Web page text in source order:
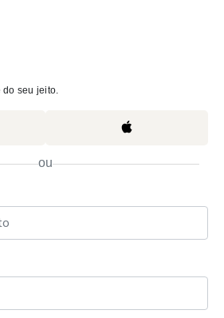
do seu jeito.
ou